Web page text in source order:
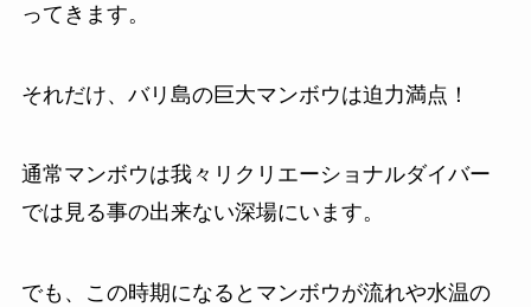
ってきます。
それだけ、バリ島の巨大マンボウは迫力満点！
通常マンボウは我々リクリエーショナルダイバー
では見る事の出来ない深場にいます。
でも、この時期になるとマンボウが流れや水温の